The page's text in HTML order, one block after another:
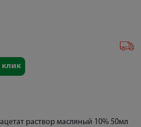
клик
раствор масляный 10% 50мл